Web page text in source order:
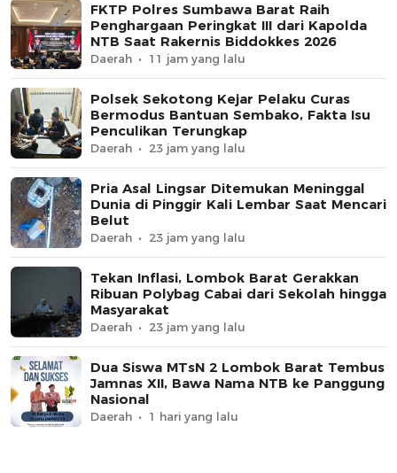
FKTP Polres Sumbawa Barat Raih
Penghargaan Peringkat III dari Kapolda
NTB Saat Rakernis Biddokkes 2026
Daerah 11 jam yang lalu
Polsek Sekotong Kejar Pelaku Curas
Bermodus Bantuan Sembako, Fakta Isu
Penculikan Terungkap
Daerah 23 jam yang lalu
Pria Asal Lingsar Ditemukan Meninggal
Dunia di Pinggir Kali Lembar Saat Mencari
Belut
Daerah 23 jam yang lalu
Tekan Inflasi, Lombok Barat Gerakkan
Ribuan Polybag Cabai dari Sekolah hingga
Masyarakat
Daerah 23 jam yang lalu
Dua Siswa MTsN 2 Lombok Barat Tembus
Jamnas XII, Bawa Nama NTB ke Panggung
Nasional
Daerah 1 hari yang lalu